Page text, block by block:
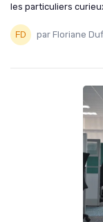
les particuliers
par Floriane